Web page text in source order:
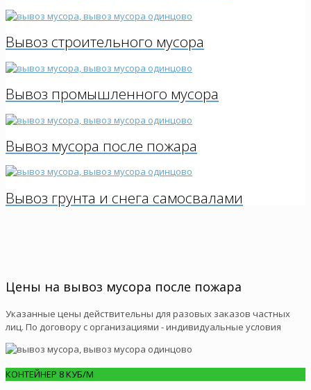
Вывоз строительного мусора
Вывоз промышленного мусора
Вывоз мусора после пожара
Вывоз грунта и снега самосвалами
Цены на вывоз мусора после пожара
Указанные цены действительны для разовых заказов частных
лиц. По договору с организациями - индивидуальные условия
КОНТЕЙНЕР 8 КУБ/М